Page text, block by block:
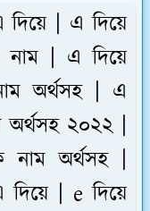
দিয়ে | এ দিয়ে
নাম | এ দিয়ে
অর্থসহ | এ
অর্থসহ ২০২২ |
নাম অর্থসহ |
দিয়ে | e দিয়ে